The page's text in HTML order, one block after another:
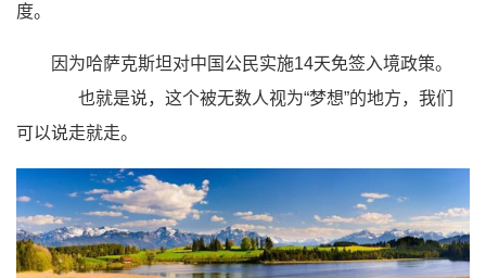
度。
因为哈萨克斯坦对中国公民实施14天免签入境政策。
也就是说，这个被无数人视为“梦想”的地方，我们
可以说走就走。